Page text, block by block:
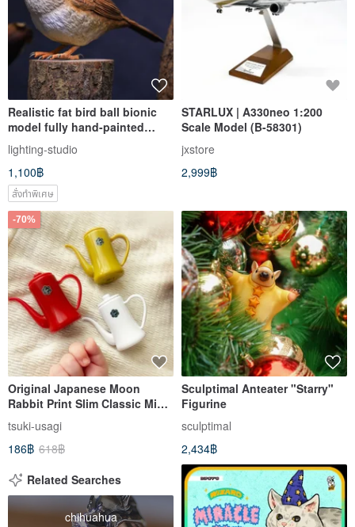
Realistic fat bird ball bionic
model fully hand-painted
finished product/original
embryo without coloring
model
lighting-studio
1,100฿
สั่งทำพิเศษ
STARLUX | A330neo 1:200
Scale Model (B-58301)
jxstore
2,999฿
-70%
Original Japanese Moon
Rabbit Print Slim Classic Mini
Hand-Poured Kettle Shape
Ornament - Random Colors
tsuki-usagi
186฿ 618฿
Sculptimal Anteater "Starry"
Figurine
sculptimal
2,434฿
Related Searches
chihuahua